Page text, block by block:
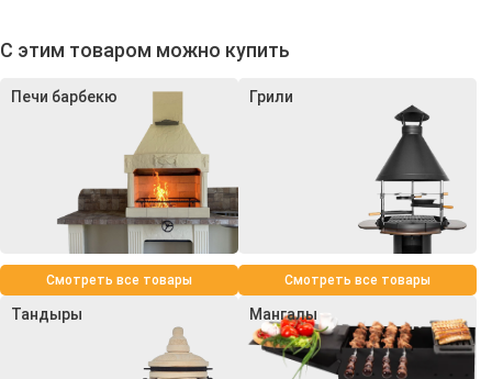
С этим товаром можно купить
Печи барбекю
Смотреть все товары
Грили
Смотреть все товары
Тандыры Мангалы